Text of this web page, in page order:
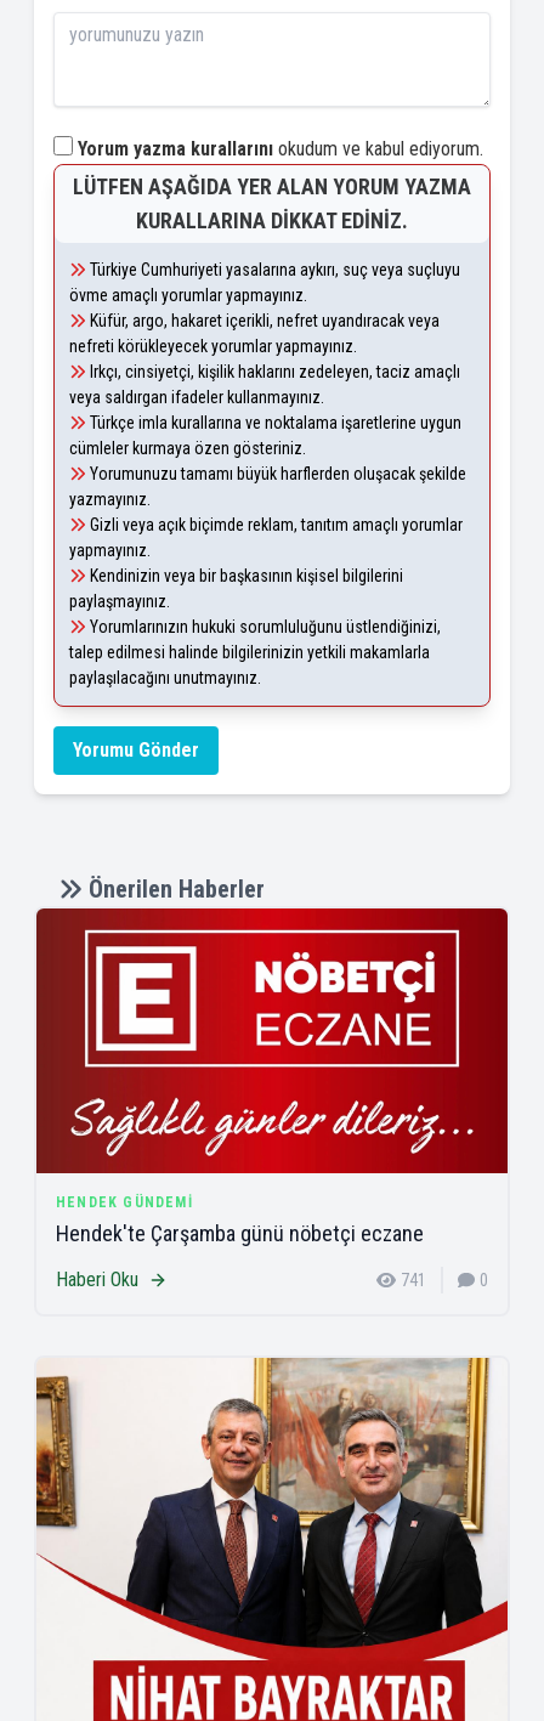
Yorum yazma kurallarını okudum ve kabul ediyorum.
LÜTFEN AŞAĞIDA YER ALAN YORUM YAZMA
KURALLARINA DIKKAT EDINIZ.
Türkiye Cumhuriyeti yasalarına aykırı, suç veya suçluyu
övme amaçlı yorumlar yapmayınız.
Küfür, argo, hakaret içerikli, nefret uyandıracak veya
nefreti körükleyecek yorumlar yapmayınız.
Irkçı, cinsiyetçi, kişilik haklarını zedeleyen, taciz amaçlı
veya saldırgan ifadeler kullanmayınız.
Türkçe imla kurallarına ve noktalama işaretlerine uygun
cümleler kurmaya özen gösteriniz.
Yorumunuzu tamamı büyük harflerden oluşacak şekilde
yazmayınız.
Gizli veya açık biçimde reklam, tanıtım amaçlı yorumlar
yapmayınız.
Kendinizin veya bir başkasının kişisel bilgilerini
paylaşmayınız.
Yorumlarınızın hukuki sorumluluğunu üstlendiğinizi,
talep edilmesi halinde bilgilerinizin yetkili makamlarla
paylaşılacağını unutmayınız.
Yorumu Gönder
Önerilen Haberler
HENDEK GÜNDEMI
Hendek'te Çarşamba günü nöbetçi eczane
Haberi Oku 741 0